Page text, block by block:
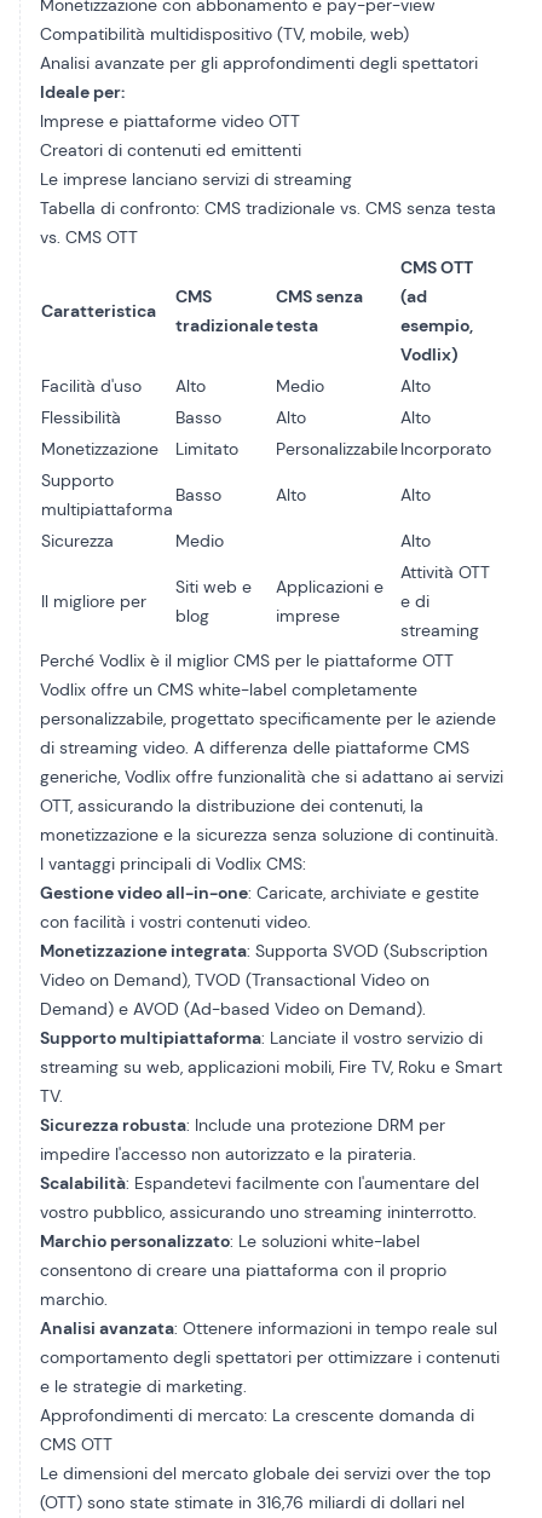
Monetizzazione con abbonamento e pay-per-view
Compatibilità multidispositivo (TV, mobile, web)
Analisi avanzate per gli approfondimenti degli spettatori
Ideale per:
Imprese e piattaforme video OTT
Creatori di contenuti ed emittenti
Le imprese lanciano servizi di streaming
Tabella di confronto: CMS tradizionale vs. CMS senza testa
vs. CMS OTT
Caratteristica
CMS
tradizionale
CMS senza
testa
CMS OTT
(ad
esempio,
Vodlix)
Facilità d'uso
Alto Medio
Alto
Flessibilità
Basso Alto
Alto
Monetizzazione
Limitato PersonalizzabileIncorporato
Supporto
multipiattaforma
Basso Alto Alto
Sicurezza Medio Alto
Il migliore per
Siti web e
blog
Applicazioni e
imprese
Attività OTT
e di
streaming
Perché Vodlix è il miglior CMS per le piattaforme OTT
Vodlix offre un CMS white-label completamente
personalizzabile, progettato specificamente per le aziende
di streaming video. A differenza delle piattaforme CMS
generiche, Vodlix offre funzionalità che si adattano ai servizi
OTT, assicurando la distribuzione dei contenuti, la
monetizzazione e la sicurezza senza soluzione di continuità.
I vantaggi principali di Vodlix CMS:
Gestione video all-in-one: Caricate, archiviate e gestite
con facilità i vostri contenuti video.
Monetizzazione integrata: Supporta SVOD (Subscription
Video on Demand), TVOD (Transactional Video on
Demand) e AVOD (Ad-based Video on Demand).
Supporto multipiattaforma: Lanciate il vostro servizio di
streaming su web, applicazioni mobili, Fire TV, Roku e Smart
TV.
Sicurezza robusta: Include una protezione DRM per
impedire l'accesso non autorizzato e la pirateria.
Scalabilità: Espandetevi facilmente con l'aumentare del
vostro pubblico, assicurando uno streaming ininterrotto.
Marchio personalizzato: Le soluzioni white-label
consentono di creare una piattaforma con il proprio
marchio.
Analisi avanzata: Ottenere informazioni in tempo reale sul
comportamento degli spettatori per ottimizzare i contenuti
e le strategie di marketing.
Approfondimenti di mercato: La crescente domanda di
CMS OTT
Le dimensioni del mercato globale dei servizi over the top
(OTT) sono state stimate in 316,76 miliardi di dollari nel